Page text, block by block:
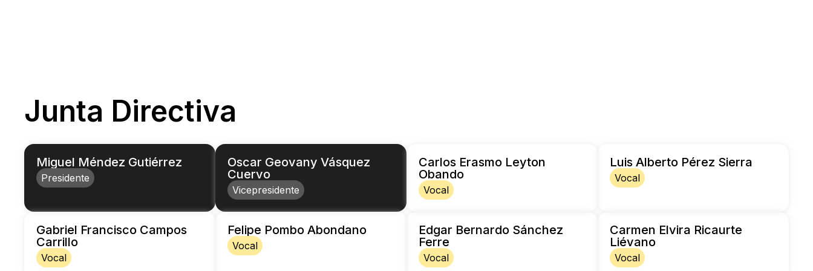
Junta Directiva
Miguel Méndez Gutiérrez
Presidente
Oscar Geovany Vásquez
Cuervo
Vicepresidente
Carlos Erasmo Leyton
Obando
Vocal
Luis Alberto Pérez Sierra
Vocal
Gabriel Francisco Campos
Carrillo
Vocal
Felipe Pombo Abondano
Vocal
Edgar Bernardo Sánchez
Ferre
Vocal
Carmen Elvira Ricaurte
Liévano
Vocal